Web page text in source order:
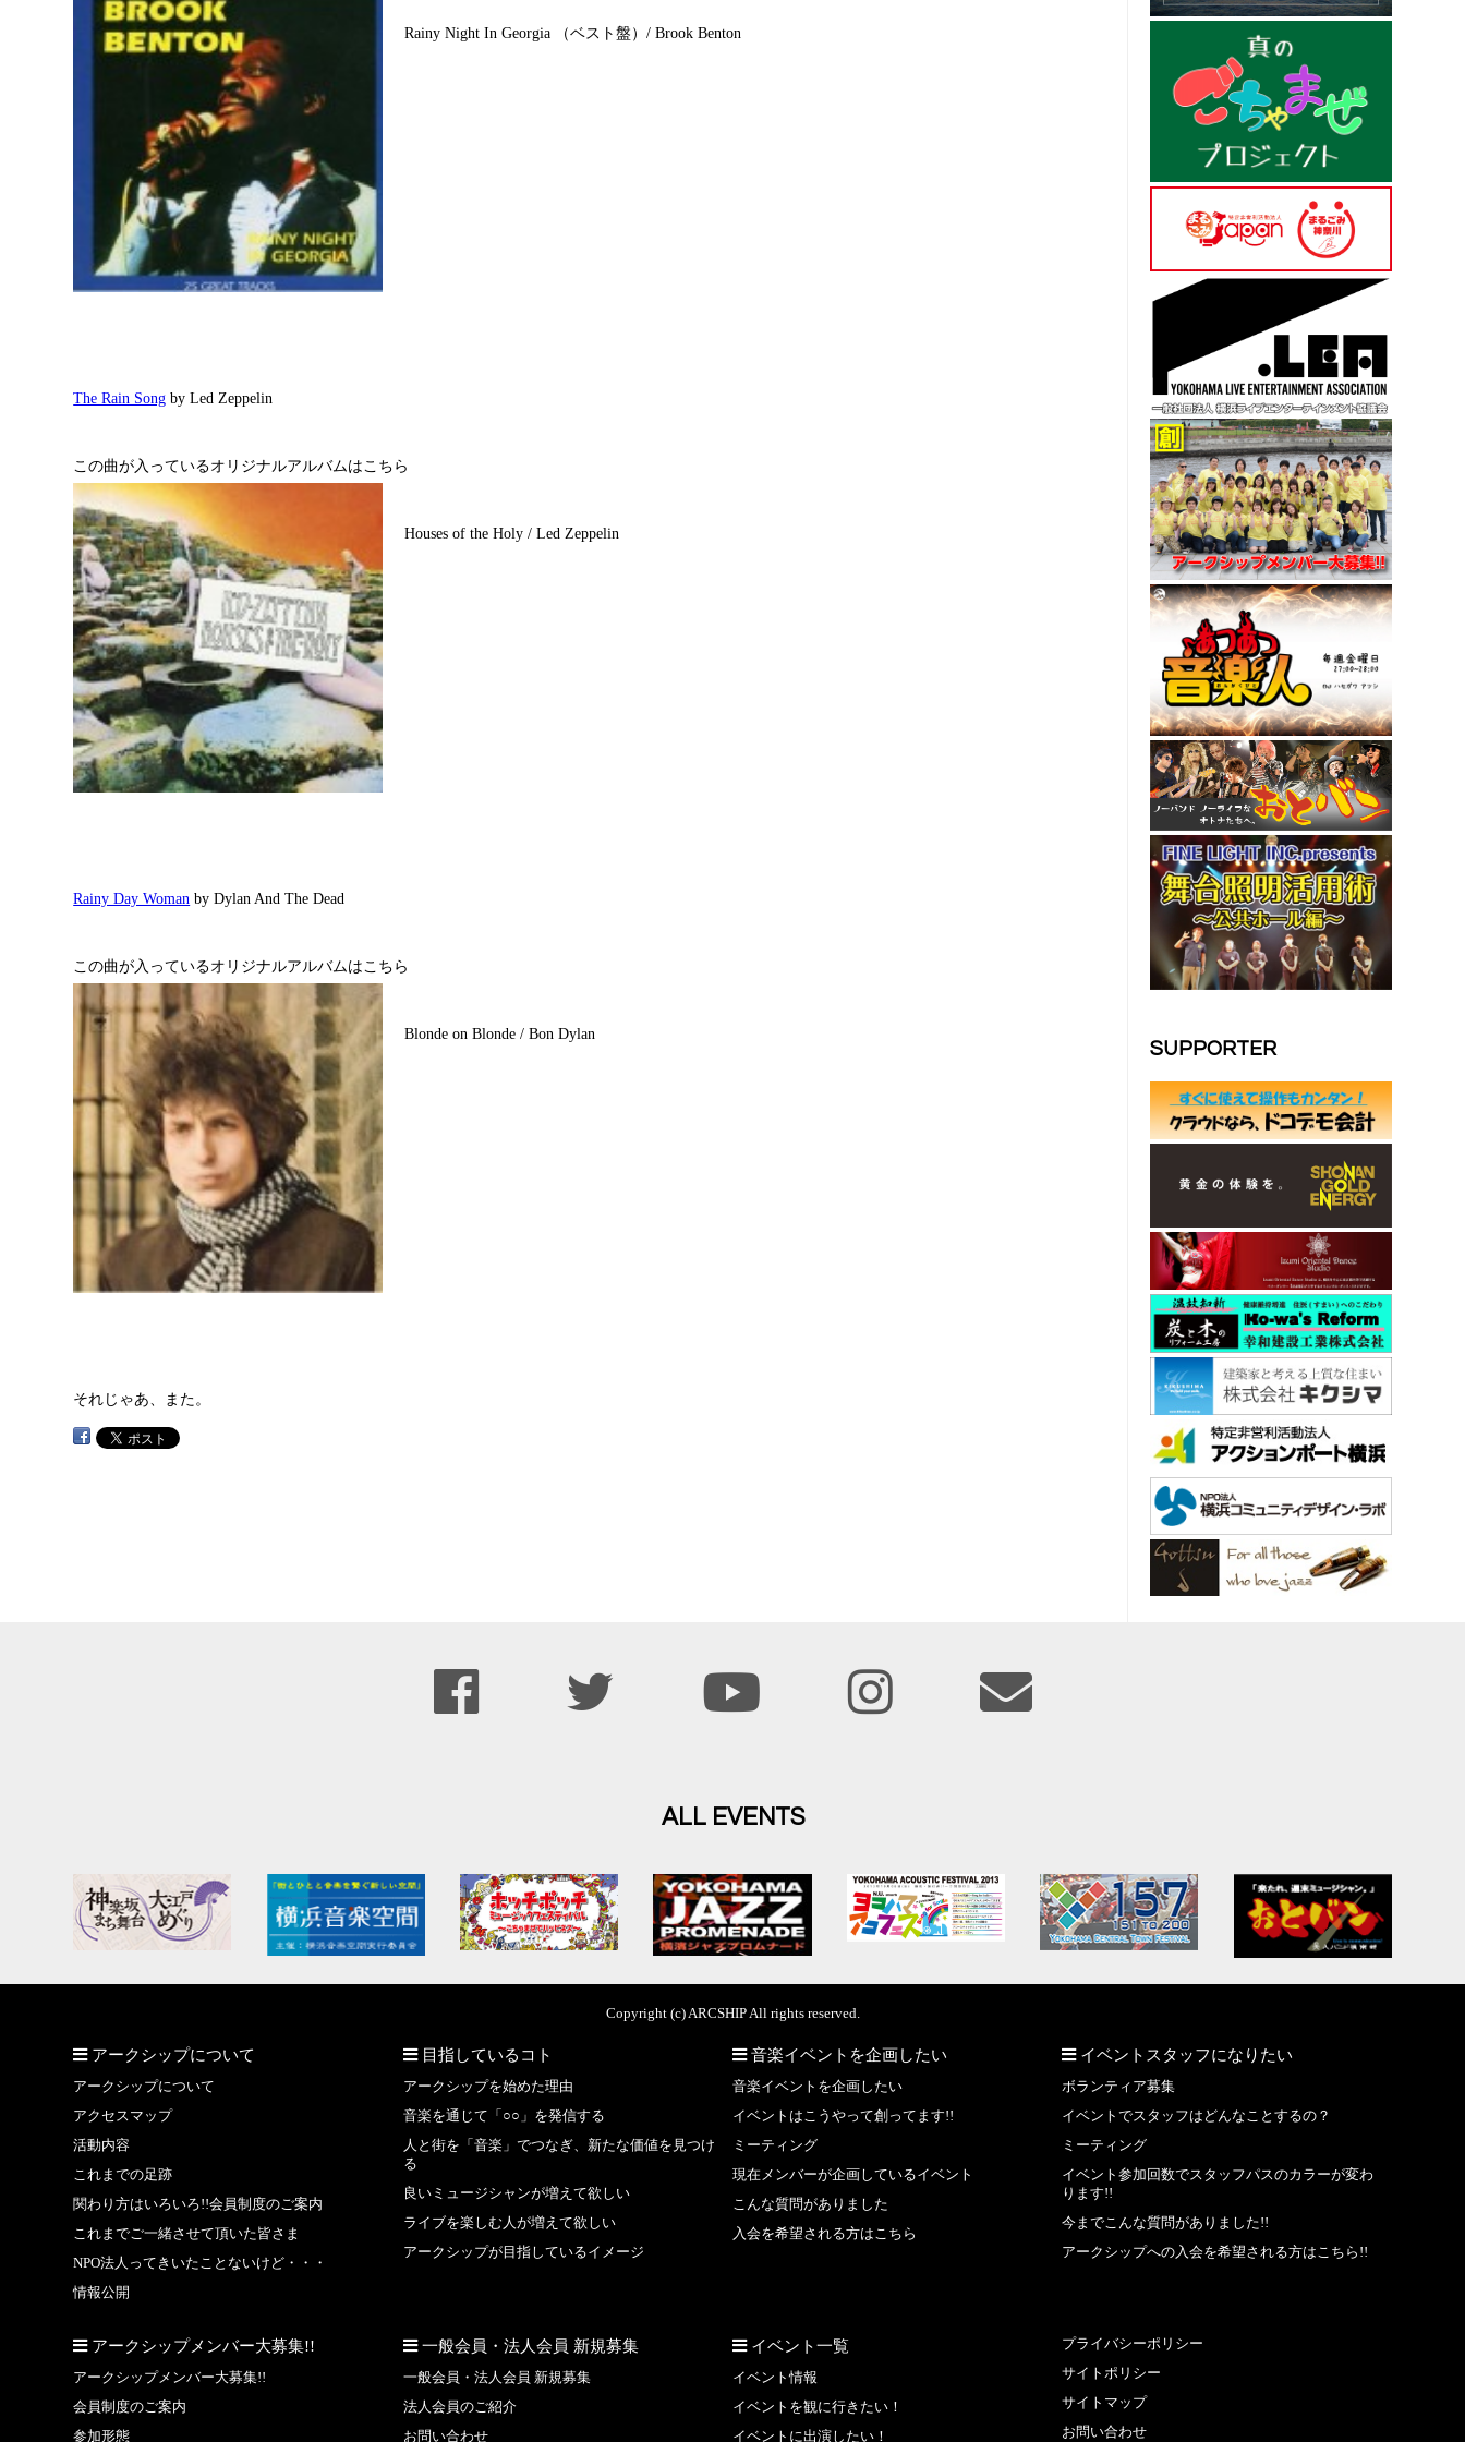
Rainy Night In Georgia （ベスト盤）/ Brook Benton
The Rain Song by Led Zeppelin
この曲が入っているオリジナルアルバムはこちら
Houses of the Holy / Led Zeppelin
Rainy Day Woman by Dylan And The Dead
この曲が入っているオリジナルアルバムはこちら
Blonde on Blonde / Bon Dylan
それじゃあ、また。
SUPPORTER
ALL EVENTS
Copyright (c) ARCSHIP All rights reserved.
アークシップについて
アークシップについて
アクセスマップ
活動内容
これまでの足跡
関わり方はいろいろ!!会員制度のご案内
これまでご一緒させて頂いた皆さま
NPO法人ってきいたことないけど・・・
情報公開
目指しているコト
アークシップを始めた理由
音楽を通じて「○○」を発信する
人と街を「音楽」でつなぎ、新たな価値を見つけ
る
良いミュージシャンが増えて欲しい
ライブを楽しむ人が増えて欲しい
アークシップが目指しているイメージ
音楽イベントを企画したい
音楽イベントを企画したい
イベントはこうやって創ってます!!
ミーティング
現在メンバーが企画しているイベント
こんな質問がありました
入会を希望される方はこちら
イベントスタッフになりたい
ボランティア募集
イベントでスタッフはどんなことするの？
ミーティング
イベント参加回数でスタッフパスのカラーが変わ
ります!!
今までこんな質問がありました!!
アークシップへの入会を希望される方はこちら!!
アークシップメンバー大募集!!
アークシップメンバー大募集!!
会員制度のご案内
参加形態
一般会員・法人会員 新規募集
一般会員・法人会員 新規募集
法人会員のご紹介
お問い合わせ
イベント一覧
イベント情報
イベントを観に行きたい！
イベントに出演したい！
プライバシーポリシー
サイトポリシー
サイトマップ
お問い合わせ